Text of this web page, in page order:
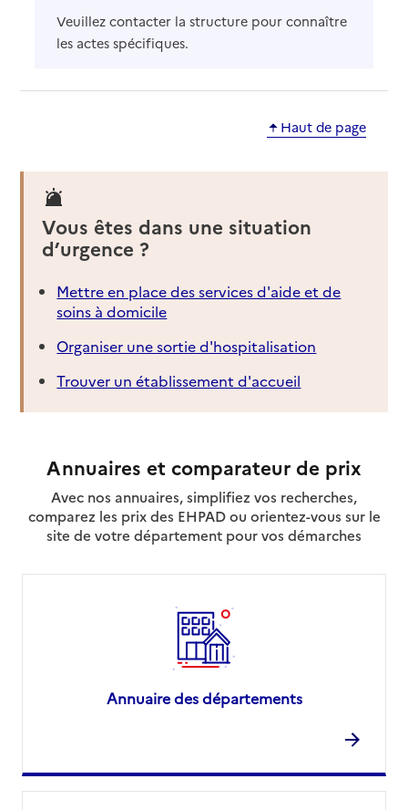
Veuillez contacter la structure pour connaître
les actes spécifiques.
Haut de page
Vous êtes dans une situation
d’urgence ?
Mettre en place des services d'aide et de
soins à domicile
Organiser une sortie d'hospitalisation
Trouver un établissement d'accueil
Annuaires et comparateur de prix
Avec nos annuaires, simplifiez vos recherches,
comparez les prix des EHPAD ou orientez-vous sur le
site de votre département pour vos démarches
Annuaire des départements